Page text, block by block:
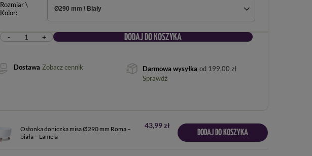
Rozmiar \
Kolor
Ø290 mm \ Biały
- + DODAJ DO KOSZYKA
Dostawa Zobacz cennik Darmowa wysyłka od 199,00 zł
Sprawdź
Osłonka doniczka misa Ø290 mm Roma –
biała – Lamela
43,99 zł
DODAJ DO KOSZYKA